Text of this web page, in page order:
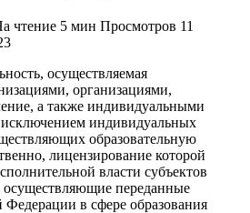
чтение 5 мин Просмотров 11
осуществляемая
организациями,
а также индивидуальными
индивидуальных
образовательную
лицензирование которой
власти субъектов
переданные
в сфере образования